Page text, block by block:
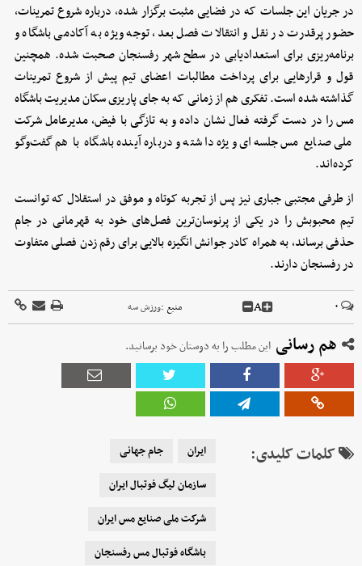
در جریان این جلسات که در فضایی مثبت برگزار شده، درباره شروع تمرینات،
حضور پرقدرت در نقل و انتقالات فصل بعد، توجه ویژه به آکادمی باشگاه و
برنامه‌ریزی برای استعدادیابی در سطح شهر رفسنجان صحبت شده. همچنین
قول و قرارهایی برای پرداخت مطالبات اعضای تیم پیش از شروع تمرینات
گذاشته شده است. تفکری هم‌ از زمانی که به جای پاریزی سکان مدیریت باشگاه
مس را در دست گرفته فعال نشان داده و به تازگی با فیض، مدیرعامل شرکت
ملی صنایع مس جلسه‌ای ویژه داشته و درباره آینده باشگاه با هم گفت‌وگو
کرده‌اند.
از طرفی مجتبی جباری نیز پس از تجربه کوتاه و موفق در استقلال که توانست
تیم محبوبش را در یکی از پرنوسان‌ترین فصل‌های خود به قهرمانی در جام
حذفی برساند، به همراه کادر جوانش انگیزه بالایی برای رقم زدن فصلی متفاوت
در رفسنجان دارند.
۰ A منبع :ورزش سه
هم رسانی این مطلب را به دوستان خود برسانید.
کلمات کلیدی: ایران
جام جهانی
سازمان لیگ فوتبال ایران
شرکت ملی صنایع مس ایران
باشگاه فوتبال مس رفسنجان